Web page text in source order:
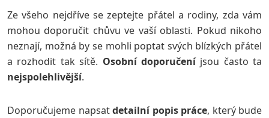
Ze všeho nejdříve se zeptejte přátel a rodiny, zda vám
mohou doporučit chůvu ve vaší oblasti. Pokud nikoho
neznají, možná by se mohli poptat svých blízkých přátel
a rozhodit tak sítě. Osobní doporučeníjsou často ta
nejspolehlivější.
Doporučujeme napsatdetailní popis práce, který bude